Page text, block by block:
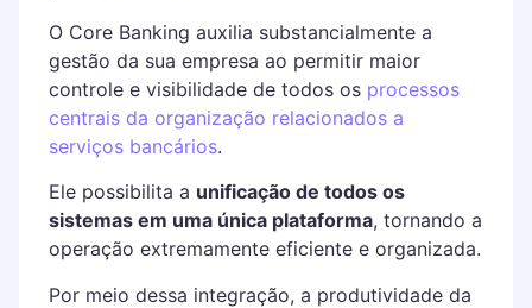
O Core Banking auxilia substancialmente a
gestão da sua empresa ao permitir maior
controle e visibilidade de todos os processos
centrais da organização relacionados a
serviços bancários.
Ele possibilita a unificação de todos os
sistemas em uma única plataforma, tornando a
operação extremamente eficiente e organizada.
Por meio dessa integração, a produtividade da